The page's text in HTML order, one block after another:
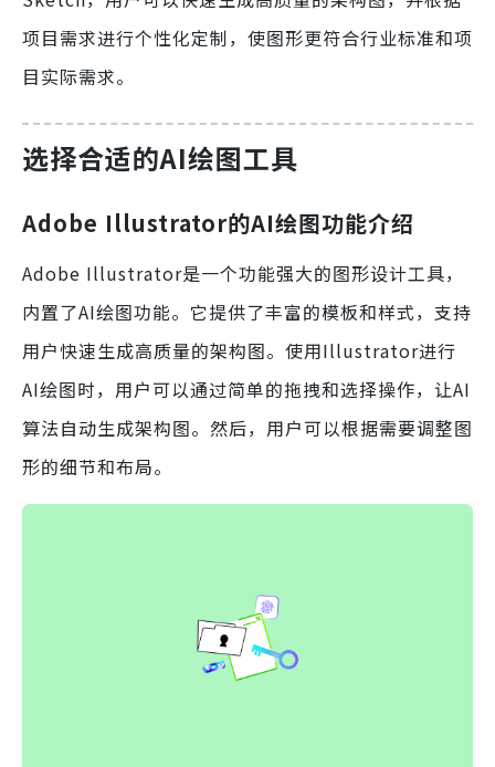
项目需求进行个性化定制，使图形更符合行业标准和项
目实际需求。
选择合适的AI绘图工具
Adobe Illustrator的AI绘图功能介绍
Adobe Illustrator是一个功能强大的图形设计工具，
内置了AI绘图功能。它提供了丰富的模板和样式，支持
用户快速生成高质量的架构图。使用Illustrator进行
AI绘图时，用户可以通过简单的拖拽和选择操作，让AI
算法自动生成架构图。然后，用户可以根据需要调整图
形的细节和布局。